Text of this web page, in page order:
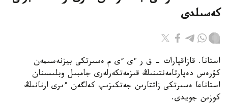
كەسىلدى
استانا. قازاقپارات - ق ر ءى ءى م ەسىرتكى بيزنەسىمەن
كۇرەس دەپارتامەنتىنىڭ قىزمەتكەرلەرى جامبىل وبلىسىنان
استاناعا ەسىرتكى زاتتارىن جەتكىزىپ كەلگەن ءىرى ارنانىڭ
كوزىن جويدى.